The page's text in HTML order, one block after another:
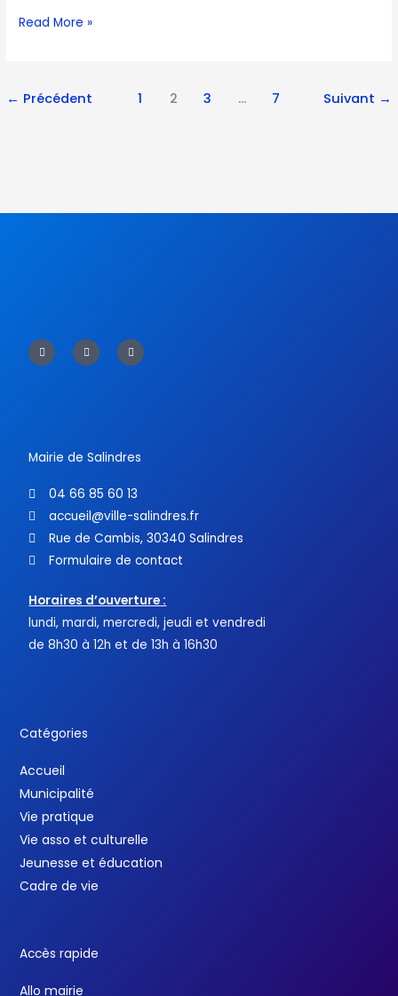
Read More »
← Précédent 1 2 3 … 7 Suivant →
a
c
e
w
i
t
o
u
t
Mairie de Salindres
04 66 85 60 13
accueil@ville-salindres.fr
Rue de Cambis, 30340 Salindres
Formulaire de contact
Horaires d’ouverture :
lundi, mardi, mercredi, jeudi et vendredi
de 8h30 à 12h et de 13h à 16h30
Catégories
Accueil
Municipalité
Vie pratique
Vie asso et culturelle
Jeunesse et éducation
Cadre de vie
Accès rapide
Allo mairie